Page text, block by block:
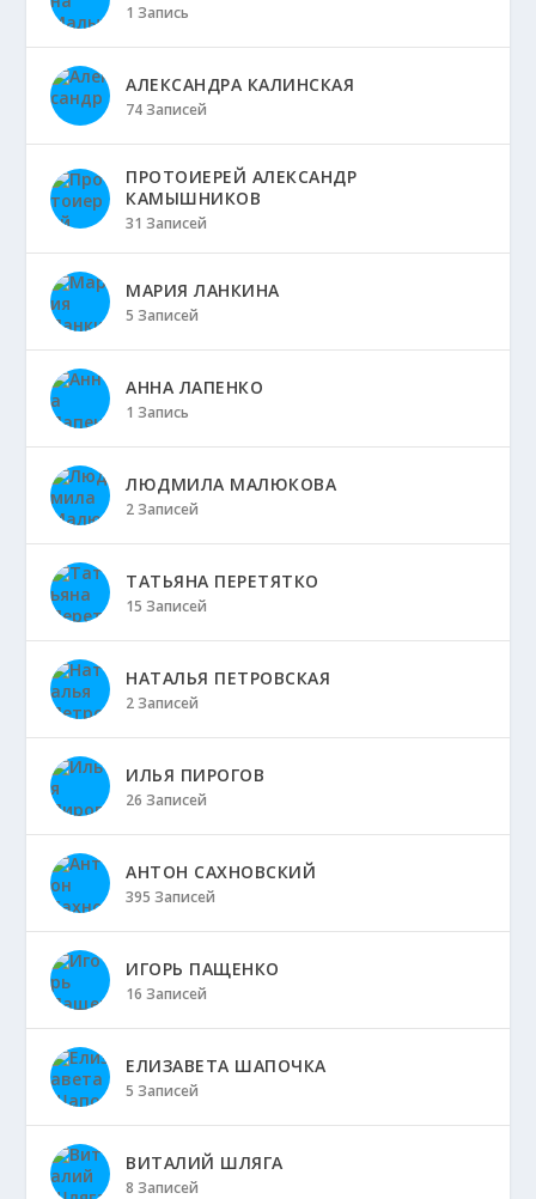
1 Запись
АЛЕКСАНДРА КАЛИНСКАЯ
74 Записей
ПРОТОИЕРЕЙ АЛЕКСАНДР
КАМЫШНИКОВ
31 Записей
МАРИЯ ЛАНКИНА
5 Записей
АННА ЛАПЕНКО
1 Запись
ЛЮДМИЛА МАЛЮКОВА
2 Записей
ТАТЬЯНА ПЕРЕТЯТКО
15 Записей
НАТАЛЬЯ ПЕТРОВСКАЯ
2 Записей
ИЛЬЯ ПИРОГОВ
26 Записей
АНТОН САХНОВСКИЙ
395 Записей
ИГОРЬ ПАЩЕНКО
16 Записей
ЕЛИЗАВЕТА ШАПОЧКА
5 Записей
ВИТАЛИЙ ШЛЯГА
8 Записей